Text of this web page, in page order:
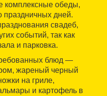
комплексные обеды,
дней.
свадеб,
событий, так как
и парковка.
блюд —
жареный черный
на гриле,
и картофель в